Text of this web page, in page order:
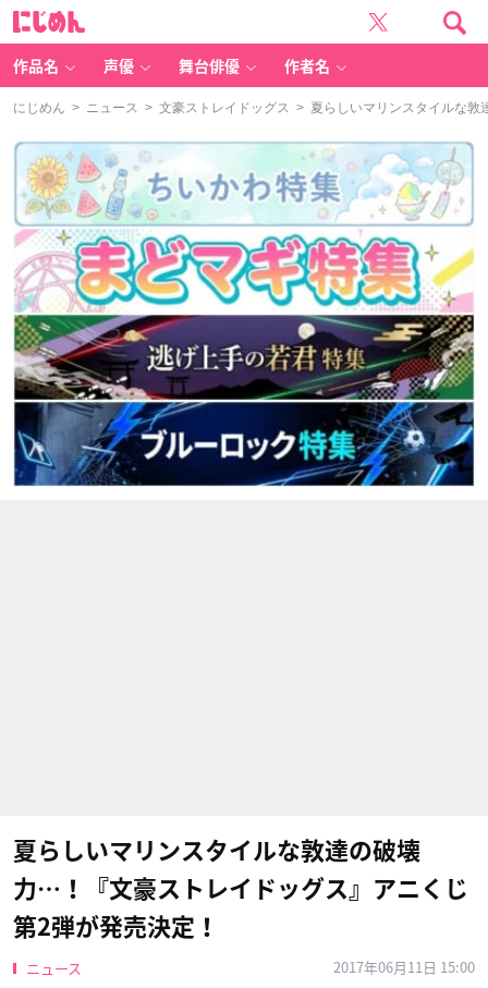
作品名 声優 舞台俳優 作者名
にじめん > ニュース > 文豪ストレイドッグス > 夏らしいマリンスタイルな敦
夏らしいマリンスタイルな敦達の破壊
力…！『文豪ストレイドッグス』アニくじ
第2弾が発売決定！
ニュース
2017年06月11日 15:00